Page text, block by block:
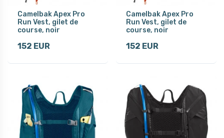
Camelbak Apex Pro
Run Vest, gilet de
course, noir
152 EUR
Camelbak Apex Pro
Run Vest, gilet de
course, noir
152 EUR